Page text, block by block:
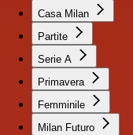
Casa Milan
Partite
Serie A
Primavera
Femminile
Milan Futuro